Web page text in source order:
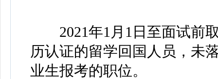
2021年1月1日至面试前取
历认证的留学回国人员，未
业生报考的职位。